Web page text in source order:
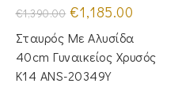
€1,390.00 Original
price
was:
€1,390.00.
€1,185.00
είναι:
€1,185.00.
Σταυρός Mε Aλυσίδα
40cm Γυναικείος Χρυσός
Κ14 ANS-20349Y